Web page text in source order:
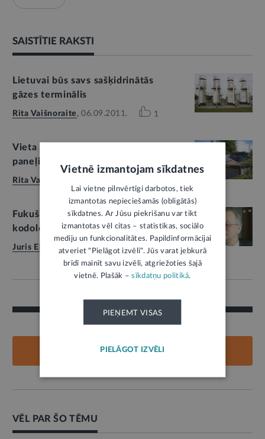
SAISTĪTIE RAKSTI
Lietuvai būs savs sašķidrinātās
gāzes terminālis
Rita Vaišnoraite ,06.09.2011. 1
Vieta zem saules – ar saules
paneļiem
Rita Vaišnoraite
Fukušimas katastrofa
kodolenerģētiku neiznīcinās
1
Juris Ekmanis,21.03.2011. 8
PIEVIENOT KOMENTĀRU
VĒL PAR ŠO TĒMU
Vietnē izmantojam sīkdatnes
Lai vietne pilnvērtīgi darbotos, tiek
izmantotas nepieciešamās (obligātās)
sīkdatnes. Ar Jūsu piekrišanu var tikt
izmantotas vēl citas – statistikas, sociālo
mediju un funkcionalitātes. Papildinformācijai
atveriet "Pielāgot izvēli". Jūs varat jebkurā
brīdī mainīt savu izvēli, atgriežoties šajā
vietnē. Plašāk –sīkdatņu politikā.
PIEŅEMT VISAS
PIELĀGOT IZVĒLI